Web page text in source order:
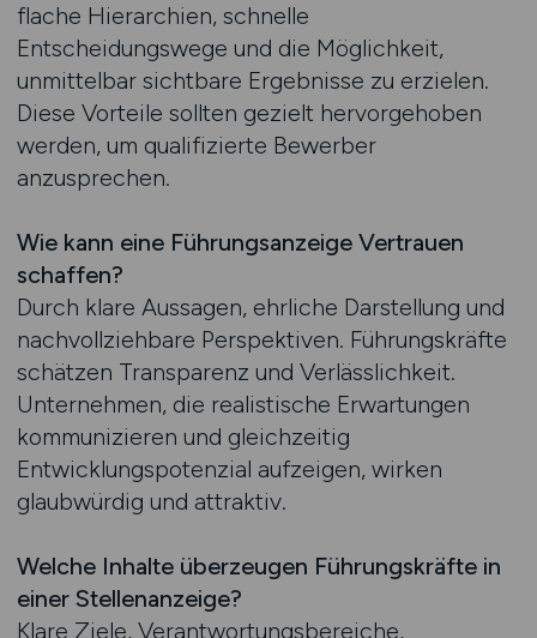
flache Hierarchien, schnelle
Entscheidungswege und die Möglichkeit,
unmittelbar sichtbare Ergebnisse zu erzielen.
Diese Vorteile sollten gezielt hervorgehoben
werden, um qualifizierte Bewerber
anzusprechen.
Wie kann eine Führungsanzeige Vertrauen
schaffen?
Durch klare Aussagen, ehrliche Darstellung und
nachvollziehbare Perspektiven. Führungskräfte
schätzen Transparenz und Verlässlichkeit.
Unternehmen, die realistische Erwartungen
kommunizieren und gleichzeitig
Entwicklungspotenzial aufzeigen, wirken
glaubwürdig und attraktiv.
Welche Inhalte überzeugen Führungskräfte in
einer Stellenanzeige?
Klare Ziele, Verantwortungsbereiche,